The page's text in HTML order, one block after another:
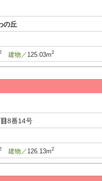
の丘
建物／ 125.03m2
8番14号
建物／ 126.13m2